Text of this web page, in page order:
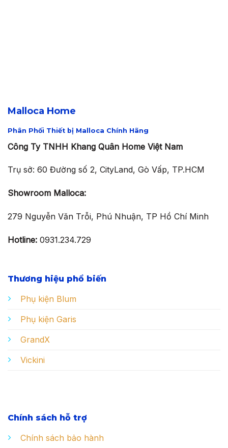
Malloca Home
Phân Phối Thiết bị Malloca Chính Hãng
Công Ty TNHH Khang Quân Home Việt Nam
Trụ sở: 60 Đường số 2, CityLand, Gò Vấp, TP.HCM
Showroom Malloca:
279 Nguyễn Văn Trỗi, Phú Nhuận, TP Hồ Chí Minh
Hotline: 0931.234.729
Thương hiệu phổ biến
Phụ kiện Blum
Phụ kiện Garis
GrandX
Vickini
Chính sách hỗ trợ
Chính sách bảo hành